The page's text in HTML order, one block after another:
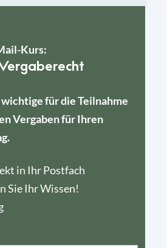
Kurs:
für die Teilnahme
Vergaben für Ihren
in Ihr Postfach
Sie Ihr Wissen!